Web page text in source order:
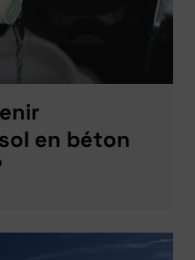
en béton